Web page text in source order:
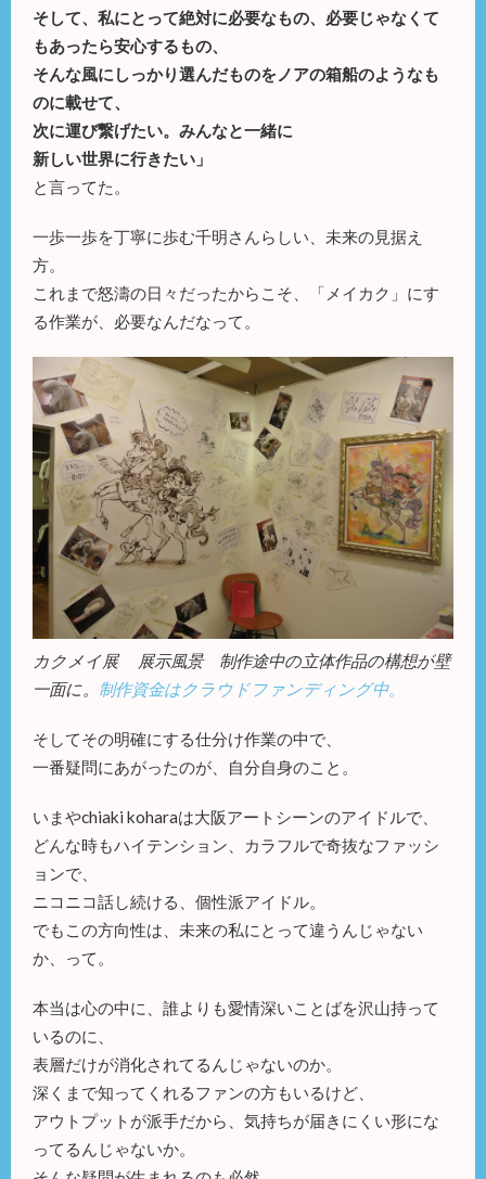
そして、私にとって絶対に必要なもの、必要じゃなくて
もあったら安心するもの、
そんな風にしっかり選んだものをノアの箱船のようなも
のに載せて、
次に運び繋げたい。みんなと一緒に
新しい世界に行きたい」
と言ってた。
一歩一歩を丁寧に歩む千明さんらしい、未来の見据え
方。
これまで怒濤の日々だったからこそ、「メイカク」にす
る作業が、必要なんだなって。
カクメイ展 展示風景
制作途中の立体作品の構想が壁
一面に。
制作資金はクラウドファンディング中。
そしてその明確にする仕分け作業の中で、
一番疑問にあがったのが、自分自身のこと。
いまやchiaki koharaは大阪アートシーンのアイドルで、
どんな時もハイテンション、カラフルで奇抜なファッシ
ョンで、
ニコニコ話し続ける、個性派アイドル。
でもこの方向性は、未来の私にとって違うんじゃない
か、って。
本当は心の中に、誰よりも愛情深いことばを沢山持って
いるのに、
表層だけが消化されてるんじゃないのか。
深くまで知ってくれるファンの方もいるけど、
アウトプットが派手だから、気持ちが届きにくい形にな
ってるんじゃないか。